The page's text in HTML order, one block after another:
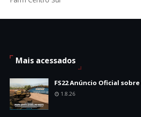
Mais acessados
FS22 Anúncio Oficial sobre
1.8.26